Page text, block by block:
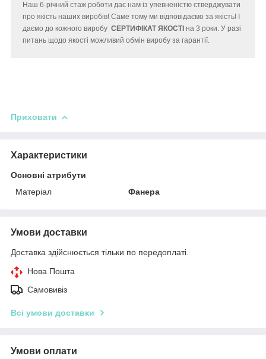
Наш 6-річний стаж роботи дає нам із упевненістю стверджувати
про якість наших виробів! Саме тому ми відповідаємо за якість! І
даємо до кожного виробу СЕРТИФІКАТ ЯКОСТІ на 3 роки. У разі
питань щодо якості можливий обмін виробу за гарантії.
Приховати
Характеристики
Основні атрибути
Матеріал
Фанера
Умови доставки
Доставка здійснюється тільки по передоплаті.
Нова Пошта
Самовивіз
Всі умови доставки
Умови оплати